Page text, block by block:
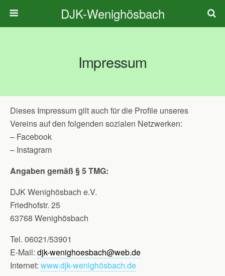
DJK-Wenighösbach
Impressum
Dieses Impressum gilt auch für die Profile unseres
Vereins auf den folgenden sozialen Netzwerken:
– Facebook
– Instagram
Angaben gemäß § 5 TMG:
DJK Wenighösbach e.V.
Friedhofstr. 25
63768 Wenighösbach
Tel. 06021/53901
E-Mail: djk-wenighoesbach@web.de
Internet: www.djk-wenighösbach.de